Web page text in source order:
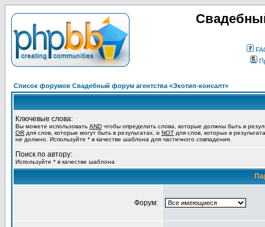
Список форумов Свадебный форум агентства «Экотип-консалт»
Ключевые слова:
Вы можете использовать AND чтобы определить слова, которые должны быть в
OR для слов, которые могут быть в результатах, и NOT для слов, которых в
не должно. Используйте * в качестве шаблона для частичного совпадения.
Поиск по автору:
Используйте * в качестве шаблона
Форум: